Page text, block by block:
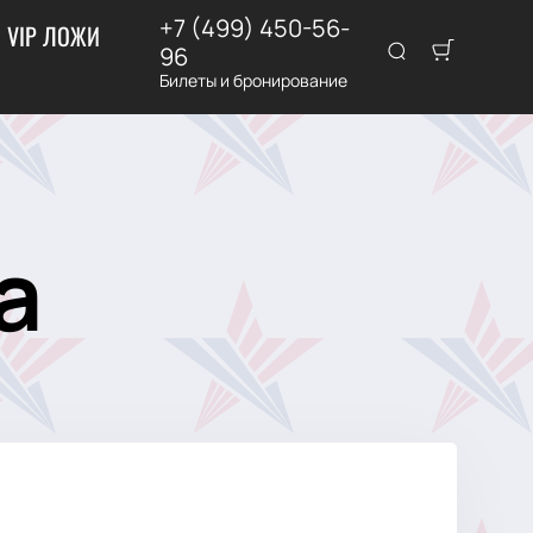
VIP ЛОЖИ
+7 (499) 450-56-
96
Билеты и бронирование